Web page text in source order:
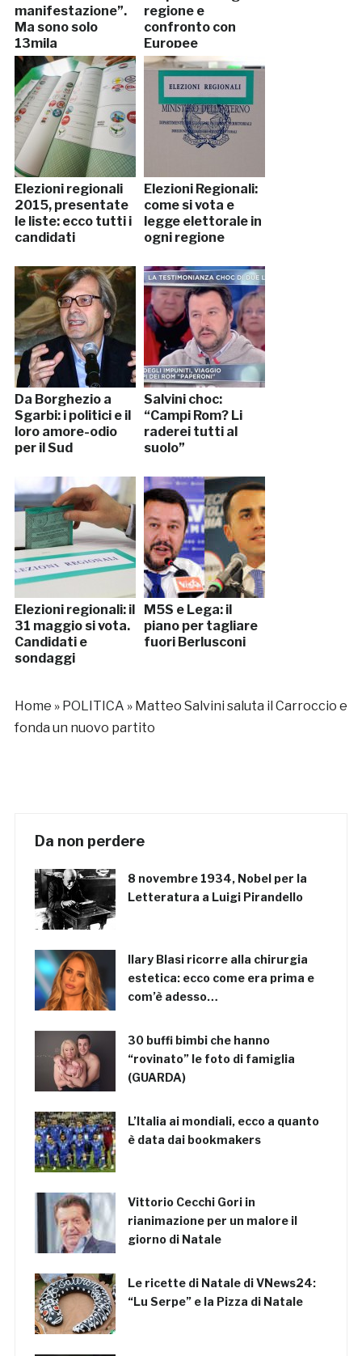
manifestazione”.
Ma sono solo
13mila
regione e
confronto con
Europee
Elezioni regionali
2015, presentate
le liste: ecco tutti i
candidati
Elezioni Regionali:
come si vota e
legge elettorale in
ogni regione
Da Borghezio a
Sgarbi: i politici e il
loro amore-odio
per il Sud
Salvini choc:
“Campi Rom? Li
raderei tutti al
suolo”
Elezioni regionali: il
31 maggio si vota.
Candidati e
sondaggi
M5S e Lega: il
piano per tagliare
fuori Berlusconi
Home » POLITICA » Matteo Salvini saluta il Carroccio e
fonda un nuovo partito
Da non perdere
8 novembre 1934, Nobel per la
Letteratura a Luigi Pirandello
Ilary Blasi ricorre alla chirurgia
estetica: ecco come era prima e
com’è adesso…
30 buffi bimbi che hanno
“rovinato” le foto di famiglia
(GUARDA)
L’Italia ai mondiali, ecco a quanto
è data dai bookmakers
Vittorio Cecchi Gori in
rianimazione per un malore il
giorno di Natale
Le ricette di Natale di VNews24:
“Lu Serpe” e la Pizza di Natale